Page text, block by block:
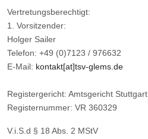
Vertretungsberechtigt:
1. Vorsitzender:
Holger Sailer
Telefon: +49 (0)7123 / 976632
E-Mail: kontakt[at]tsv-glems.de
Registergericht: Amtsgericht Stuttgart
Registernummer: VR 360329
V.i.S.d § 18 Abs. 2 MStV